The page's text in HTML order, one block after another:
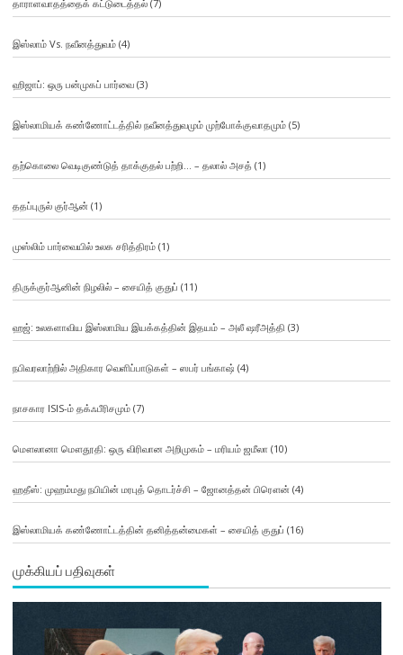
தாராளவாதத்தைக் கட்டுடைத்தல்(7)
இஸ்லாம் Vs. நவீனத்துவம்(4)
ஹிஜாப்: ஒரு பன்முகப் பார்வை(3)
இஸ்லாமியக் கண்ணோட்டத்தில் நவீனத்துவமும் முற்போக்குவாதமும்(5)
தற்கொலை வெடிகுண்டுத் தாக்குதல் பற்றி… – தலால் அசத் (1)
ததப்புருல் குர்ஆன் (1)
முஸ்லிம் பார்வையில் உலக சரித்திரம்(1)
திருக்குர்ஆனின் நிழலில் – சையித் குதுப் (11)
ஹஜ்: உலகளாவிய இஸ்லாமிய இயக்கத்தின் இதயம் – அலீ ஷரீஅத்தி (3)
நபிவரலாற்றில் அதிகார வெளிப்பாடுகள் – ஸபர் பங்காஷ் (4)
நாசகார ISIS-ம் தக்ஃபீரிசமும்(7)
மௌலானா மௌதூதி: ஒரு விரிவான அறிமுகம் – மரியம் ஜமீலா (10)
ஹதீஸ்: முஹம்மது நபியின் மரபுத் தொடர்ச்சி – ஜோனத்தன் பிரௌன் (4)
இஸ்லாமியக் கண்ணோட்டத்தின் தனித்தன்மைகள் – சையித் குதுப் (16)
முக்கியப் பதிவுகள்